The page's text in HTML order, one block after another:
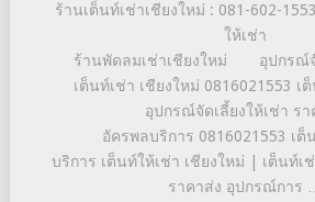
ร้านเต็นท์เช่าเชียงใหม่ : 081-602-
ให้เช่า
ร้านพัดลมเช่าเชียงใหม่
อุปกรณ์
เต็นท์เช่า เชียงใหม่ 0816021553 เ
อุปกรณ์จัดเลี้ยงให้เช่า รา
อัครพลบริการ 0816021553 เต็
บริการ เต็นท์ให้เช่า เชียงใหม่ | เต็นท์เ
ราคาส่ง อุปกรณ์การ